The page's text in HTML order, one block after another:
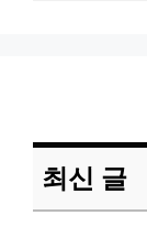
최신 글